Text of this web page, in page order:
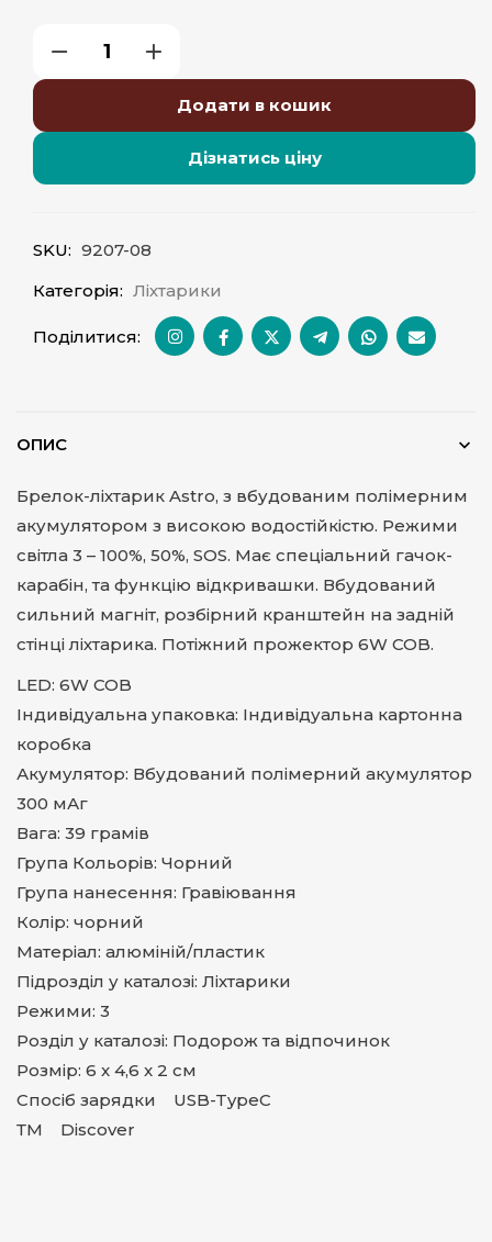
Додати в кошик
Дізнатись ціну
SKU: 9207-08
Категорія: Ліхтарики
Поділитися:
ОПИС
Брелок-ліхтарик Astro, з вбудованим полімерним
акумулятором з високою водостійкістю. Режими
світла 3 – 100%, 50%, SOS. Має спеціальний гачок-
карабін, та функцію відкривашки. Вбудований
сильний магніт, розбірний кранштейн на задній
стінці ліхтарика. Потіжний прожектор 6W COB.
LED: 6W COB
Індивідуальна упаковка: Індивідуальна картонна
коробка
Акумулятор: Вбудований полімерний акумулятор
300 мАг
Вага: 39 грамів
Група Кольорів: Чорний
Група нанесення: Гравіювання
Колір: чорний
Матеріал: алюміній/пластик
Підрозділ у каталозі: Ліхтарики
Режими: 3
Розділ у каталозі: Подорож та відпочинок
Розмір: 6 x 4,6 x 2 см
Спосіб зарядки USB-TypeC
ТМ Discover